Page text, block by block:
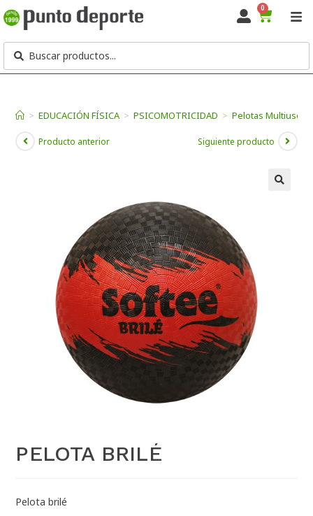
0
> EDUCACIÓN FÍSICA > PSICOMOTRICIDAD > Pelotas Multiusos
Producto anterior Siguiente producto
PELOTA BRILÉ
Pelota brilé